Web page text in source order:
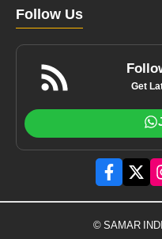
Follow Us
Get
© SAMAR